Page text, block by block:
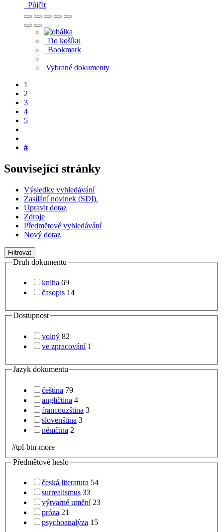
Půjčit
Do košíku
Bookmark
Vybrané dokumenty
1
2
3
4
5
#
Související stránky
Výsledky vyhledávání
Zasílání novinek (SDI).
Upravit dotaz
Zdroje
Předmětové vyhledávání
Nový dotaz
Filtrovat
Druh dokumentu
kniha 69
časopis 14
Dostupnost
volný 82
ve zpracování 1
Jazyk dokumentu
čeština 79
angličtina 4
francouzština 3
slovenština 3
němčina 2
#tpl-btn-more
Předmětové heslo
česká literatura 54
surrealismus 33
výtvarné umění 23
próza 21
psychoanalýza 15